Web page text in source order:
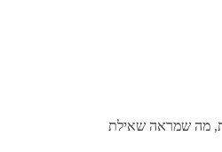
מה שמראה שאילת